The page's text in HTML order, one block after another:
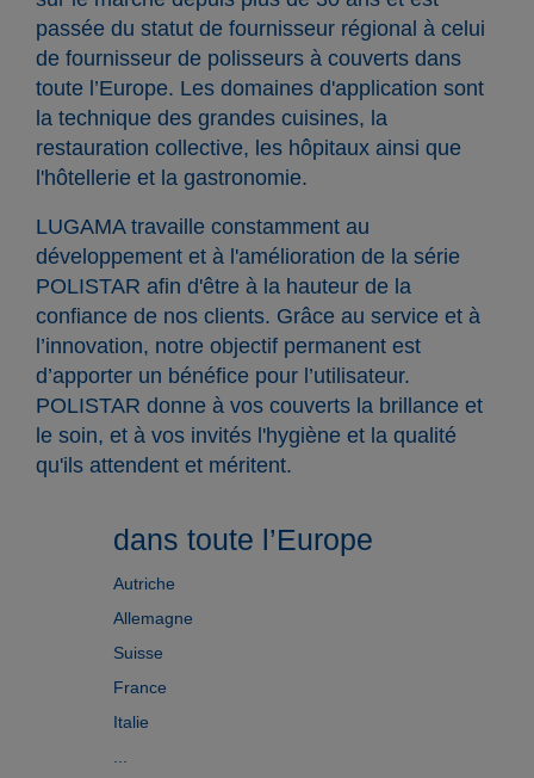
passée du statut de fournisseur régional à celui
de fournisseur de polisseurs à couverts dans
toute l’Europe. Les domaines d'application sont
la technique des grandes cuisines, la
restauration collective, les hôpitaux ainsi que
l'hôtellerie et la gastronomie.
LUGAMA travaille constamment au
développement et à l'amélioration de la série
POLISTAR afin d'être à la hauteur de la
confiance de nos clients. Grâce au service et à
l’innovation, notre objectif permanent est
d’apporter un bénéfice pour l’utilisateur.
POLISTAR donne à vos couverts la brillance et
le soin, et à vos invités l'hygiène et la qualité
qu'ils attendent et méritent.
dans toute l’Europe
Autriche
Allemagne
Suisse
France
Italie